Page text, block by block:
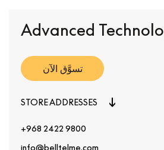
Advanced
تسوَّق الآن
STORE ADDRESSES
+968 2422 9800
info@belltelme.com